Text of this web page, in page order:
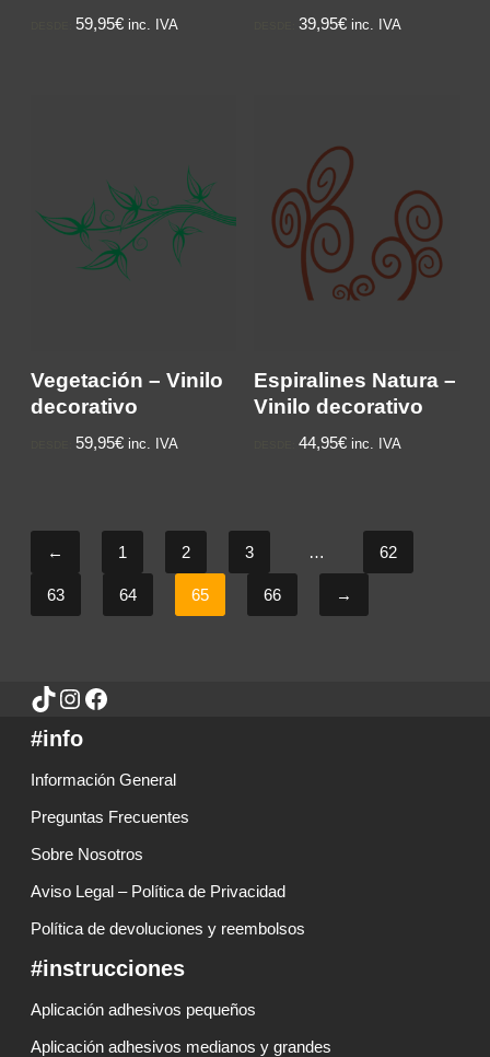
59,95€ inc. IVA 39,95€ inc. IVA
Vegetación – Vinilo
decorativo
59,95€ inc. IVA
Espiralines Natura –
Vinilo decorativo
44,95€ inc. IVA
← 1 2 3 … 62
63 64 65 66 →
#info
Información General
Preguntas Frecuentes
Sobre Nosotros
Aviso Legal – Política de Privacidad
Política de devoluciones y reembolsos
#instrucciones
Aplicación adhesivos pequeños
Aplicación adhesivos medianos y grandes